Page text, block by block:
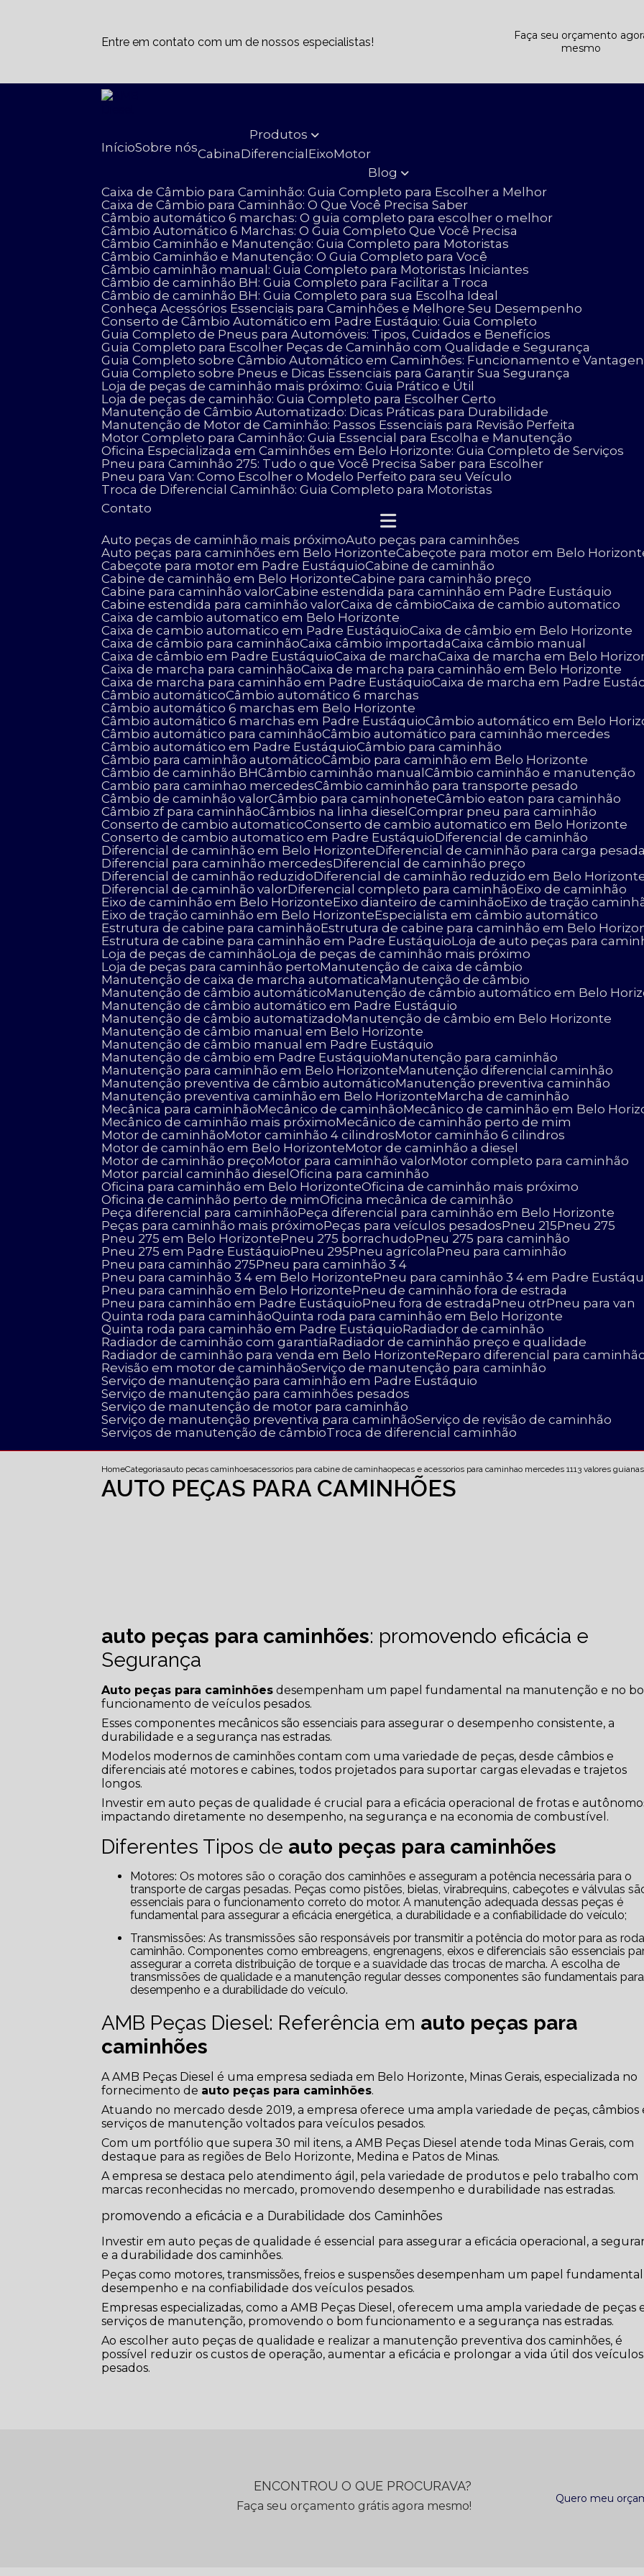
Entre em contato com um de nossos especialistas!
Faça seu orçamento
mesmo
Início Sobre nós
Produtos
Cabina
Diferencial Eixo
Motor
Blog
Caixa de Câmbio para Caminhão: Guia Completo para Escolher a Melhor
Caixa de Câmbio para Caminhão: O Que Você Precisa Saber
Câmbio automático 6 marchas: O guia completo para escolher o melhor
Câmbio Automático 6 Marchas: O Guia Completo Que Você Precisa
Câmbio Caminhão e Manutenção: Guia Completo para Motoristas
Câmbio Caminhão e Manutenção: O Guia Completo para Você
Câmbio caminhão manual: Guia Completo para Motoristas Iniciantes
Câmbio de caminhão BH: Guia Completo para Facilitar a Troca
Câmbio de caminhão BH: Guia Completo para sua Escolha Ideal
Conheça Acessórios Essenciais para Caminhões e Melhore Seu Desempenho
Conserto de Câmbio Automático em Padre Eustáquio: Guia Completo
Guia Completo de Pneus para Automóveis: Tipos, Cuidados e Benefícios
Guia Completo para Escolher Peças de Caminhão com Qualidade e Segurança
Guia Completo sobre Câmbio Automático em Caminhões: Funcionamento e
Guia Completo sobre Pneus e Dicas Essenciais para Garantir Sua Segurança
Loja de peças de caminhão mais próximo: Guia Prático e Útil
Loja de peças de caminhão: Guia Completo para Escolher Certo
Manutenção de Câmbio Automatizado: Dicas Práticas para Durabilidade
Manutenção de Motor de Caminhão: Passos Essenciais para Revisão Perfeita
Motor Completo para Caminhão: Guia Essencial para Escolha e Manutenção
Oficina Especializada em Caminhões em Belo Horizonte: Guia Completo de Serviços
Pneu para Caminhão 275: Tudo o que Você Precisa Saber para Escolher
Pneu para Van: Como Escolher o Modelo Perfeito para seu Veículo
Troca de Diferencial Caminhão: Guia Completo para Motoristas
Contato
Auto peças de caminhão mais próximo
Auto peças para caminhões
Auto peças para caminhões em Belo Horizonte Cabeçote para motor em Belo
Cabeçote para motor em Padre Eustáquio Cabine de caminhão
Cabine de caminhão em Belo Horizonte Cabine para caminhão preço
Cabine para caminhão valor Cabine estendida para caminhão em Padre Eustáquio
Cabine estendida para caminhão valor Caixa de câmbio Caixa de cambio automatico
Caixa de cambio automatico em Belo Horizonte
Caixa de cambio automatico em Padre Eustáquio Caixa de câmbio em Belo Horizonte
Caixa de câmbio para caminhão Caixa câmbio importada Caixa câmbio manual
Caixa de câmbio em Padre Eustáquio Caixa de marcha Caixa de marcha em Belo
Caixa de marcha para caminhão Caixa de marcha para caminhão em Belo Horizonte
Caixa de marcha para caminhão em Padre Eustáquio Caixa de marcha em Padre
Câmbio automático Câmbio automático 6 marchas
Câmbio automático 6 marchas em Belo Horizonte
Câmbio automático 6 marchas em Padre Eustáquio Câmbio automático em Belo
Câmbio automático para caminhão Câmbio automático para caminhão mercedes
Câmbio automático em Padre Eustáquio Câmbio para caminhão
Câmbio para caminhão automático Câmbio para caminhão em Belo Horizonte
Câmbio de caminhão BH Câmbio caminhão manual Câmbio caminhão e manutenção
Cambio para caminhao mercedes Câmbio caminhão para transporte pesado
Câmbio de caminhão valor Câmbio para caminhonete Câmbio eaton para caminhão
Câmbio zf para caminhão Câmbios na linha diesel Comprar pneu para caminhão
Conserto de cambio automatico Conserto de cambio automatico em Belo Horizonte
Conserto de cambio automatico em Padre Eustáquio
Diferencial de caminhão
Diferencial de caminhão em Belo Horizonte
Diferencial de caminhão para carga pesada
Diferencial para caminhão mercedes
Diferencial de caminhão preço
Diferencial de caminhão reduzido
Diferencial de caminhão reduzido em Belo
Diferencial de caminhão valor
Diferencial completo para caminhão
Eixo de caminhão
Eixo de caminhão em Belo Horizonte
Eixo dianteiro de caminhão
Eixo de tração
Eixo de tração caminhão em Belo Horizonte
Especialista em câmbio automático
Estrutura de cabine para caminhão
Estrutura de cabine para caminhão em Belo
Estrutura de cabine para caminhão em Padre Eustáquio Loja de auto peças para
Loja de peças de caminhão Loja de peças de caminhão mais próximo
Loja de peças para caminhão perto
Manutenção de caixa de câmbio
Manutenção de caixa de marcha automatica
Manutenção de câmbio
Manutenção de câmbio automático
Manutenção de câmbio automático em Belo
Manutenção de câmbio automático em Padre Eustáquio
Manutenção de câmbio automatizado
Manutenção de câmbio em Belo Horizonte
Manutenção de câmbio manual em Belo Horizonte
Manutenção de câmbio manual em Padre Eustáquio
Manutenção de câmbio em Padre Eustáquio
Manutenção para caminhão
Manutenção para caminhão em Belo Horizonte
Manutenção diferencial caminhão
Manutenção preventiva de câmbio automático
Manutenção preventiva caminhão
Manutenção preventiva caminhão em Belo Horizonte
Marcha de caminhão
Mecânica para caminhão
Mecânico de caminhão
Mecânico de caminhão em Belo
Mecânico de caminhão mais próximo
Mecânico de caminhão perto de mim
Motor de caminhão
Motor caminhão 4 cilindros
Motor caminhão 6 cilindros
Motor de caminhão em Belo Horizonte
Motor de caminhão a diesel
Motor de caminhão preço
Motor para caminhão valor
Motor completo para caminhão
Motor parcial caminhão diesel
Oficina para caminhão
Oficina para caminhão em Belo Horizonte
Oficina de caminhão mais próximo
Oficina de caminhão perto de mim
Oficina mecânica de caminhão
Peça diferencial para caminhão
Peça diferencial para caminhão em Belo Horizonte
Peças para caminhão mais próximo
Peças para veículos pesados Pneu 215
Pneu 275
Pneu 275 em Belo Horizonte
Pneu 275 borrachudo
Pneu 275 para caminhão
Pneu 275 em Padre Eustáquio
Pneu 295 Pneu agrícola
Pneu para caminhão
Pneu para caminhão 275
Pneu para caminhão 3 4
Pneu para caminhão 3 4 em Belo Horizonte
Pneu para caminhão 3 4 em Padre
Pneu para caminhão em Belo Horizonte
Pneu de caminhão fora de estrada
Pneu para caminhão em Padre Eustáquio
Pneu fora de estrada Pneu otr
Pneu para van
Quinta roda para caminhão
Quinta roda para caminhão em Belo Horizonte
Quinta roda para caminhão em Padre Eustáquio
Radiador de caminhão
Radiador de caminhão com garantia
Radiador de caminhão preço e qualidade
Radiador de caminhão para venda em Belo Horizonte
Reparo diferencial para
Revisão em motor de caminhão Serviço de manutenção para caminhão
Serviço de manutenção para caminhão em Padre Eustáquio
Serviço de manutenção para caminhões pesados
Serviço de manutenção de motor para caminhão
Serviço de manutenção preventiva para caminhão Serviço de revisão de caminhão
Serviços de manutenção de câmbio
Troca de diferencial caminhão
HomeCategoriasauto pecas caminhoesacessorios para cabine de caminhaopecas e acessorios para caminhao mercedes 1113 valores
AUTO PEÇAS PARA CAMINHÕES
auto peças para caminhões: promovendo eficácia e
Segurança
Auto peças para caminhões desempenham um papel fundamental na manutenção e no
funcionamento de veículos pesados.
Esses componentes mecânicos são essenciais para assegurar o desempenho consistente, a
durabilidade e a segurança nas estradas.
Modelos modernos de caminhões contam com uma variedade de peças, desde câmbios e
diferenciais até motores e cabines, todos projetados para suportar cargas elevadas e trajetos
longos.
Investir em auto peças de qualidade é crucial para a eficácia operacional de frotas e
impactando diretamente no desempenho, na segurança e na economia de combustível.
Diferentes Tipos de auto peças para caminhões
Motores: Os motores são o coração dos caminhões e asseguram a potência necessária para o
transporte de cargas pesadas. Peças como pistões, bielas, virabrequins, cabeçotes e válvulas
essenciais para o funcionamento correto do motor. A manutenção adequada dessas peças é
fundamental para assegurar a eficácia energética, a durabilidade e a confiabilidade do veículo;
Transmissões: As transmissões são responsáveis por transmitir a potência do motor para as rodas do
caminhão. Componentes como embreagens, engrenagens, eixos e diferenciais são essenciais
assegurar a correta distribuição de torque e a suavidade das trocas de marcha. A escolha de
transmissões de qualidade e a manutenção regular desses componentes são fundamentais
desempenho e a durabilidade do veículo.
AMB Peças Diesel: Referência em auto peças para
caminhões
A AMB Peças Diesel é uma empresa sediada em Belo Horizonte, Minas Gerais, especializada no
fornecimento de auto peças para caminhões.
Atuando no mercado desde 2019, a empresa oferece uma ampla variedade de peças, câmbios
serviços de manutenção voltados para veículos pesados.
Com um portfólio que supera 30 mil itens, a AMB Peças Diesel atende toda Minas Gerais, com
destaque para as regiões de Belo Horizonte, Medina e Patos de Minas.
A empresa se destaca pelo atendimento ágil, pela variedade de produtos e pelo trabalho com
marcas reconhecidas no mercado, promovendo desempenho e durabilidade nas estradas.
promovendo a eficácia e a Durabilidade dos Caminhões
Investir em auto peças de qualidade é essencial para assegurar a eficácia operacional, a
e a durabilidade dos caminhões.
Peças como motores, transmissões, freios e suspensões desempenham um papel
desempenho e na confiabilidade dos veículos pesados.
Empresas especializadas, como a AMB Peças Diesel, oferecem uma ampla variedade de peças
serviços de manutenção, promovendo o bom funcionamento e a segurança nas estradas.
Ao escolher auto peças de qualidade e realizar a manutenção preventiva dos caminhões, é
possível reduzir os custos de operação, aumentar a eficácia e prolongar a vida útil dos veículos
pesados.
ENCONTROU O QUE PROCURAVA?
Faça seu orçamento grátis agora mesmo!
Quero meu